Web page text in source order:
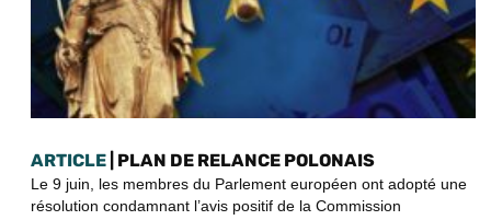
ARTICLE | PLAN DE RELANCE POLONAIS
Le 9 juin, les membres du Parlement européen ont adopté une
résolution condamnant l’avis positif de la Commission